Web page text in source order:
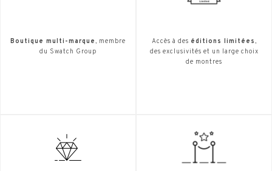
Boutique multi-marque, membre
du Swatch Group
Accès à des éditions limitées,
des exclusivités et un large choix
de montres